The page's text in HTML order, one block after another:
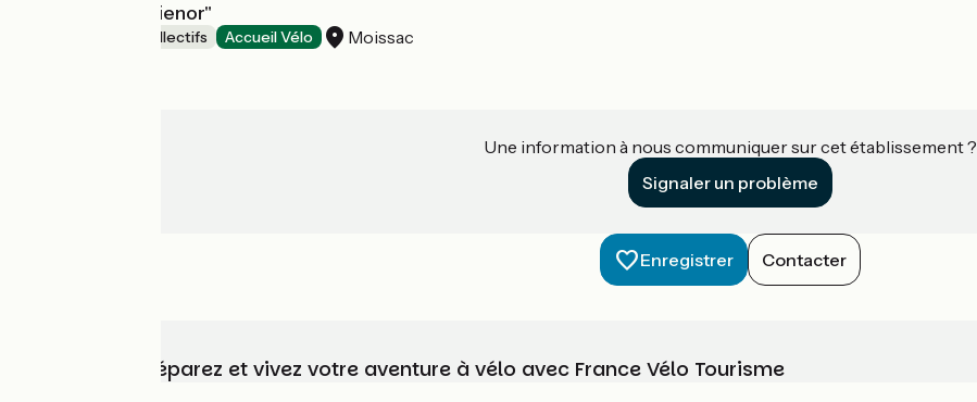
Gîte d'étape "Alienor"
Hébergements collectifs Accueil Vélo Moissac
Une information à nous communiquer sur cet établissement ?
Signaler un problème
Enregistrer Contacter
Choisissez, préparez et vivez votre aventure à vélo avec France Vélo Tourisme